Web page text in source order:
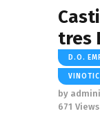
tres
D.O.
by
671 Views